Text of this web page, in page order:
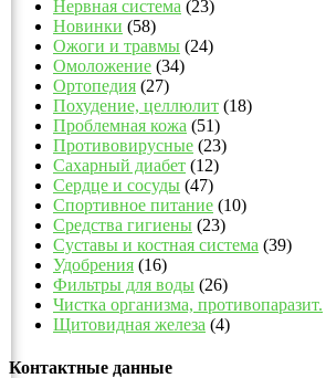
Нервная система (23)
Новинки (58)
Ожоги и травмы (24)
Омоложение (34)
Ортопедия (27)
Похудение, целлюлит (18)
Проблемная кожа (51)
Противовирусные (23)
Сахарный диабет (12)
Сердце и сосуды (47)
Спортивное питание (10)
Средства гигиены (23)
Суставы и костная система (39)
Удобрения (16)
Фильтры для воды (26)
Чистка организма, противопаразит.
Щитовидная железа (4)
Контактные данные